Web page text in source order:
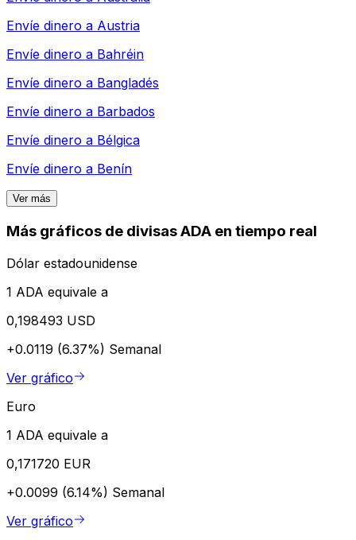
Envíe dinero a Austria
Envíe dinero a Bahréin
Envíe dinero a Bangladés
Envíe dinero a Barbados
Envíe dinero a Bélgica
Envíe dinero a Benín
Ver más
Más gráficos de divisas ADA en tiempo real
Dólar estadounidense
1 ADA equivale a
0,198493 USD
+0.0119 (6.37%) Semanal
Ver gráfico
Euro
1 ADA equivale a
0,171720 EUR
+0.0099 (6.14%) Semanal
Ver gráfico